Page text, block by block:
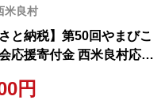
米良村
さと納税】第50回やまびこ
応援寄付金 西米良村応援
円